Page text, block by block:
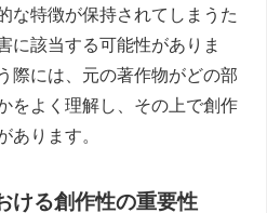
な特徴が保持されてしまうた
に該当する可能性がありま
際には、元の著作物がどの部
をよく理解し、その上で創作
あります。
ける創作性の重要性